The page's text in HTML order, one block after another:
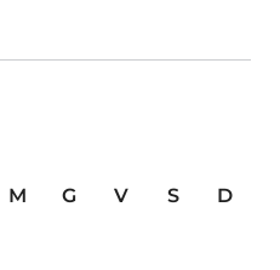
M G V S
D